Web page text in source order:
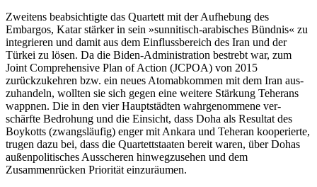
Zweitens beabsichtigte das Quartett mit der Aufhebung des
Embargos, Katar stärker in sein »sunnitisch-arabisches Bündnis« zu
integrieren und damit aus dem Einfluss­bereich des Iran und der
Türkei zu lösen. Da die Biden-Administration bestrebt war, zum
Joint Comprehensive Plan of Action (JCPOA) von 2015
zurückzukehren bzw. ein neues Atomabkommen mit dem Iran aus­
zuhandeln, wollten sie sich gegen eine weitere Stärkung Teherans
wappnen. Die in den vier Hauptstädten wahrgenommene ver­
schärfte Bedrohung und die Einsicht, dass Doha als Resultat des
Boykotts (zwangsläu­fig) enger mit Ankara und Teheran koope­rierte,
trugen dazu bei, dass die Quartettstaa­ten bereit waren, über Dohas
außenpoliti­sches Ausscheren hinwegzusehen und dem
Zusammenrücken Priorität einzuräumen.